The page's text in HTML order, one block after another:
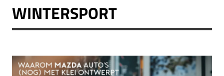
WINTERSPORT